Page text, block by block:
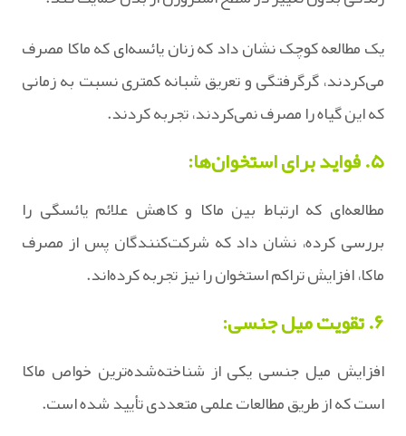
یک مطالعه کوچک نشان داد که زنان یائسه‌ای که ماکا مصرف
می‌کردند، گرگرفتگی و تعریق شبانه کمتری نسبت به زمانی
که این گیاه را مصرف نمی‌کردند، تجربه کردند.
۵. فواید برای استخوان‌ها:
مطالعه‌ای که ارتباط بین ماکا و کاهش علائم یائسگی را
بررسی کرده، نشان داد که شرکت‌کنندگان پس از مصرف
ماکا، افزایش تراکم استخوان را نیز تجربه کرده‌اند.
۶. تقویت میل جنسی:
افزایش میل جنسی یکی از شناخته‌شده‌ترین خواص ماکا
است که از طریق مطالعات علمی متعددی تأیید شده است.